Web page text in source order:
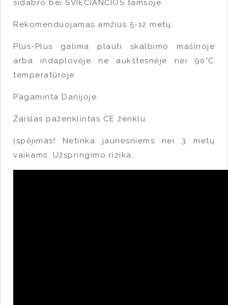
sidabro bei ŠVIEČIANČIOS tamsoje.
Rekomenduojamas amžius 5-12 metų.
Plus-Plus galima plauti skalbimo mašinoje
arba indaplovėje ne aukštesnėje nei 90°C
temperatūroje.
Pagaminta Danijoje.
Žaislas paženklintas CE ženklu.
Įspėjimas! Netinka jaunesniems nei 3 metų
vaikams. Užspringimo rizika.